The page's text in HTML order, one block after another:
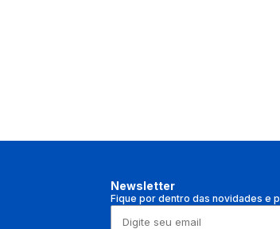
Newsletter
Fique por dentro das novidades e